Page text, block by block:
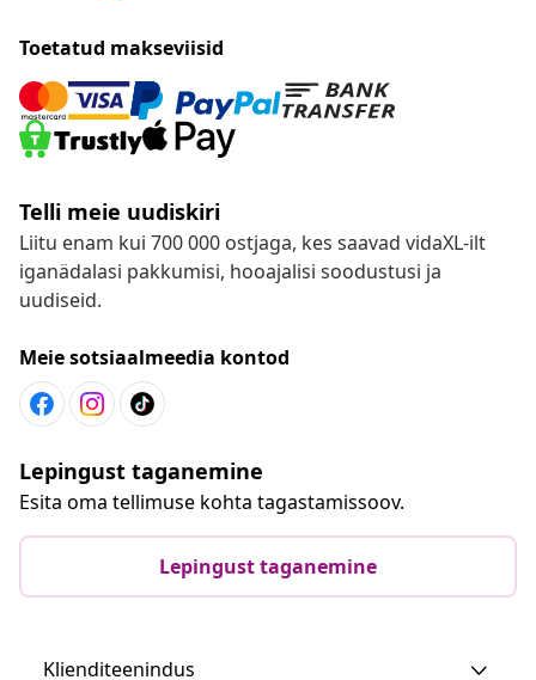
Toetatud makseviisid
Telli meie uudiskiri
Liitu enam kui 700 000 ostjaga, kes saavad vidaXL-ilt
iganädalasi pakkumisi, hooajalisi soodustusi ja
uudiseid.
Meie sotsiaalmeedia kontod
Lepingust taganemine
Esita oma tellimuse kohta tagastamissoov.
Lepingust taganemine
Klienditeenindus